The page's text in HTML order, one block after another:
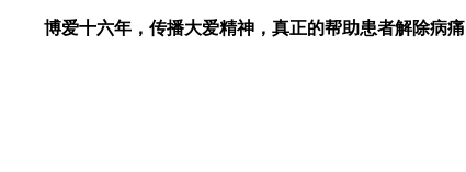
博爱十六年，传播大爱精神，真正的帮助患者解除病痛